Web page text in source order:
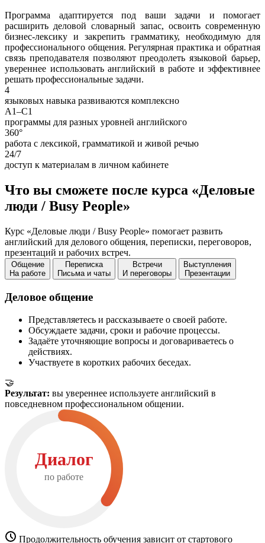
Программа адаптируется под ваши задачи и помогает
расширить деловой словарный запас, освоить современную
бизнес-лексику и закрепить грамматику, необходимую для
профессионального общения. Регулярная практика и обратная
связь преподавателя позволяют преодолеть языковой барьер,
увереннее использовать английский в работе и эффективнее
решать профессиональные задачи.
4
языковых навыка развиваются комплексно
A1–C1
программы для разных уровней английского
360°
работа с лексикой, грамматикой и живой речью
24/7
доступ к материалам в личном кабинете
Что вы сможете после курса «Деловые
люди / Busy People»
Курс «Деловые люди / Busy People» помогает развить
английский для делового общения, переписки, переговоров,
презентаций и рабочих встреч.
Общение
На работе
Переписка
Письма и чаты
Встречи
И переговоры
Выступления
Презентации
Деловое общение
Представляетесь и рассказываете о своей работе.
Обсуждаете задачи, сроки и рабочие процессы.
Задаёте уточняющие вопросы и договариваетесь о
действиях.
Участвуете в коротких рабочих беседах.
🤝
Результат: вы увереннее используете английский в
повседневном профессиональном общении.
Диалог
по работе
Продолжительность обучения зависит от стартового